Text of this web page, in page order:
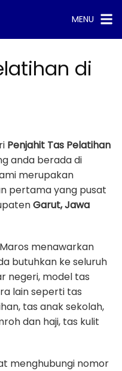
MENU
di
Penjahit Tas Pelatihan
anda berada di
merupakan
pertama yang pusat
Garut, Jawa
menawarkan
butuhkan ke seluruh
negeri, model tas
lain seperti tas
tas anak sekolah,
dan haji, tas kulit
menghubungi nomor